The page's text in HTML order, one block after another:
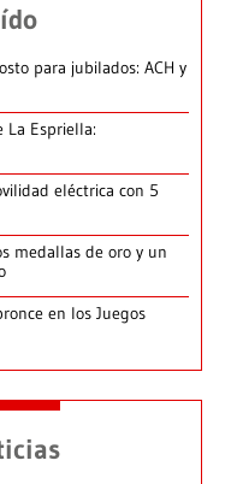
para jubilados: ACH y
La Espriella:
eléctrica con 5
medallas de oro y un
en los Juegos